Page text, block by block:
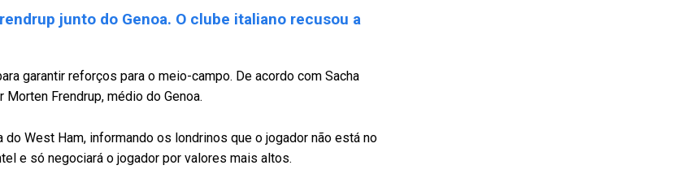
junto do Genoa. O clube italiano recusou a
garantir reforços para o meio-campo. De acordo com Sacha
Frendrup, médio do Genoa.
West Ham, informando os londrinos que o jogador não está no
e só negociará o jogador por valores mais altos.